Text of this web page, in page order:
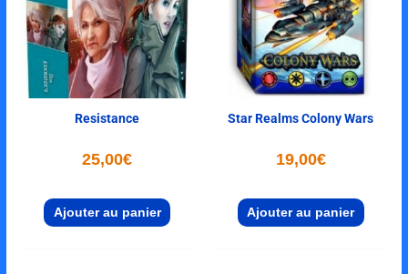
Resistance
25,00€
Ajouter au panier
Star Realms Colony Wars
19,00€
Ajouter au panier